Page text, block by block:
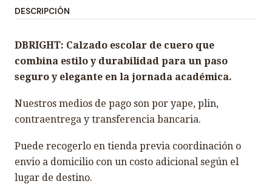
i
a
d
DESCRIPCIÓN
DBRIGHT: Calzado escolar de cuero que
combina estilo y durabilidad para un paso
seguro y elegante en la jornada académica.
Nuestros medios de pago son por yape, plin,
contraentrega y transferencia bancaria.
Puede recogerlo en tienda previa coordinación o
envio a domicilio con un costo adicional según el
lugar de destino.